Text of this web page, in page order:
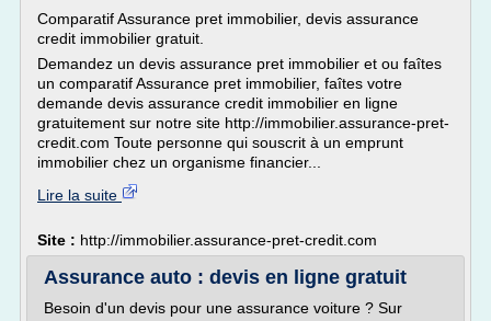
Comparatif Assurance pret immobilier, devis assurance
credit immobilier gratuit.
Demandez un devis assurance pret immobilier et ou faîtes
un comparatif Assurance pret immobilier, faîtes votre
demande devis assurance credit immobilier en ligne
gratuitement sur notre site http://immobilier.assurance-pret-
credit.com Toute personne qui souscrit à un emprunt
immobilier chez un organisme financier...
Lire la suite
Site : http://immobilier.assurance-pret-credit.com
Assurance auto : devis en ligne gratuit
Besoin d'un devis pour une assurance voiture ? Sur